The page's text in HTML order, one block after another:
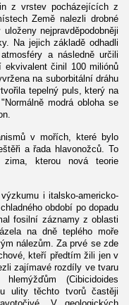
z vrstev pocházejících z
Země nalezli drobné
nejpravděpodobněji
Na jejich základě odhadli
a následně určili
činil 100 miliónů
na suborbitální dráhu
tepelný puls, který na
modrá obloha se
v mořích, které bylo
a řada hlavonožců. To
zima, kterou nová teorie
i italsko-americko-
období po dopadu
fosilní záznamy z oblasti
na dně teplého moře
nálezům. Za prvé se zde
kteří předtím žili jen v
zajímavé rozdíly ve tvaru
(Cibicidoides
ulity těchto tvorů častěji
V geologických